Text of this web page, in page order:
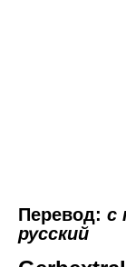
Перевод: с
русский